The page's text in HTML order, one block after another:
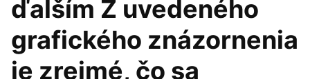
ďalším Z uvedeného
grafického znázornenia
je zrejmé, čo sa